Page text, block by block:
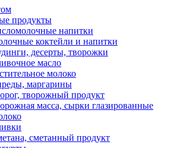
продукты
напитки
коктейли и напитки
десерты, творожки
масло
молоко
маргарины
творожный продукт
масса, сырки глазированные
сметанный продукт